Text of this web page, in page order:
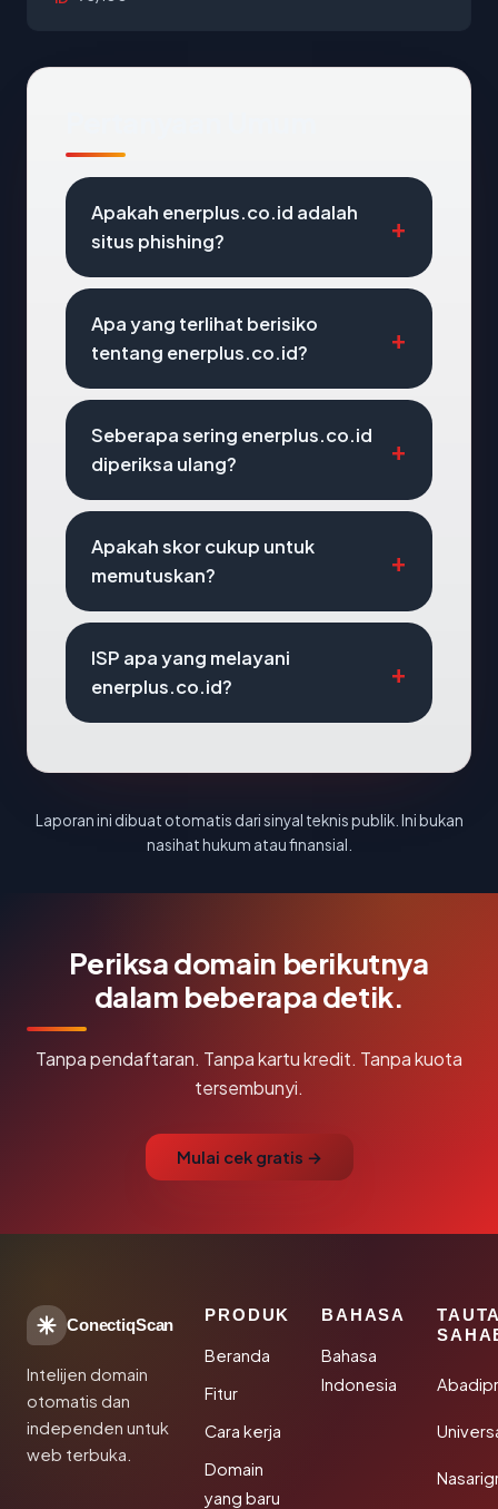
Apakah enerplus.co.id adalah
situs phishing?
Apa yang terlihat berisiko
tentang enerplus.co.id?
Seberapa sering enerplus.co.id
diperiksa ulang?
Apakah skor cukup untuk
memutuskan?
ISP apa yang melayani
enerplus.co.id?
Laporan ini dibuat otomatis dari sinyal teknis publik. Ini bukan
nasihat hukum atau finansial.
Periksa domain berikutnya
dalam beberapa detik.
Tanpa pendaftaran. Tanpa kartu kredit. Tanpa kuota
tersembunyi.
Mulai cek gratis →
ConectiqScan
Intelijen domain
otomatis dan
independen untuk
web terbuka.
PRODUK
Beranda
Fitur
Cara kerja
Domain
yang baru
BAHASA
Bahasa
Indonesia